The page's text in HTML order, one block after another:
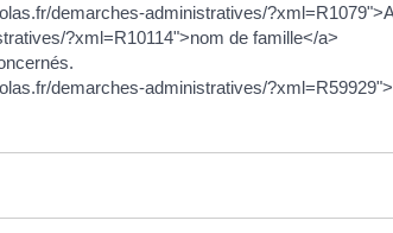
demarches-administratives/
?xml=R10114">nom de famille</a>
demarches-administratives/